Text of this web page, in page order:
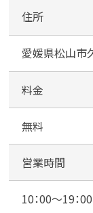
住所
愛媛県松山市
料金
無料
営業時間
10：00～19：00